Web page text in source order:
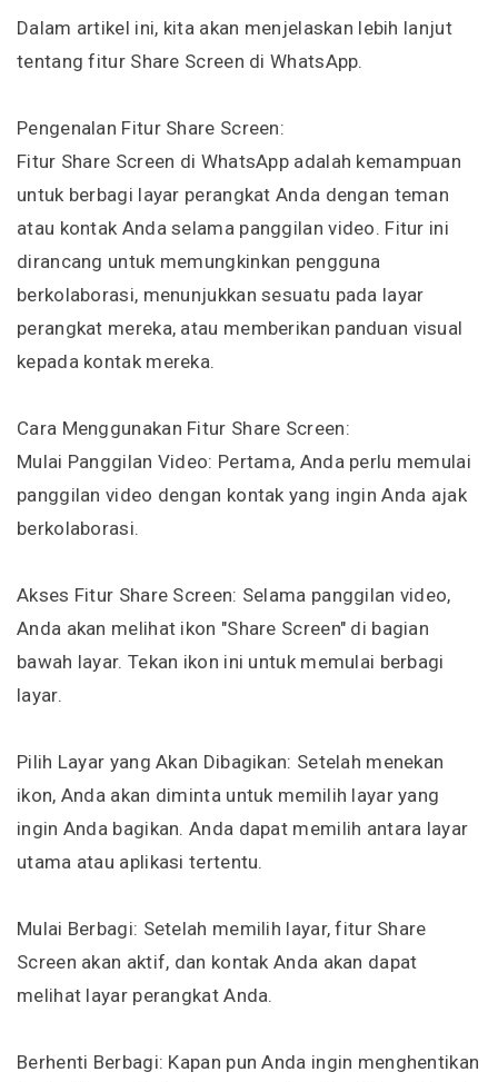
Dalam artikel ini, kita akan menjelaskan lebih lanjut
tentang fitur Share Screen di WhatsApp.
Pengenalan Fitur Share Screen:
Fitur Share Screen di WhatsApp adalah kemampuan
untuk berbagi layar perangkat Anda dengan teman
atau kontak Anda selama panggilan video. Fitur ini
dirancang untuk memungkinkan pengguna
berkolaborasi, menunjukkan sesuatu pada layar
perangkat mereka, atau memberikan panduan visual
kepada kontak mereka.
Cara Menggunakan Fitur Share Screen:
Mulai Panggilan Video: Pertama, Anda perlu memulai
panggilan video dengan kontak yang ingin Anda ajak
berkolaborasi.
Akses Fitur Share Screen: Selama panggilan video,
Anda akan melihat ikon "Share Screen" di bagian
bawah layar. Tekan ikon ini untuk memulai berbagi
layar.
Pilih Layar yang Akan Dibagikan: Setelah menekan
ikon, Anda akan diminta untuk memilih layar yang
ingin Anda bagikan. Anda dapat memilih antara layar
utama atau aplikasi tertentu.
Mulai Berbagi: Setelah memilih layar, fitur Share
Screen akan aktif, dan kontak Anda akan dapat
melihat layar perangkat Anda.
Berhenti Berbagi: Kapan pun Anda ingin menghentikan